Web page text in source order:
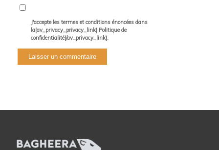
J'accepte les termes et conditions énoncées dans
la[av_privacy_privacy_link] Politique de
confidentialité[/av_privacy_link].